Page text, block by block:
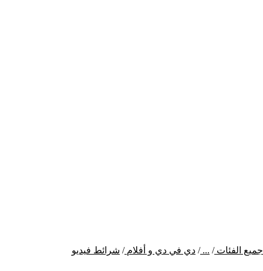
جميع الفئات/
...
/ دي في دي و أفلام / شرائط فيديو